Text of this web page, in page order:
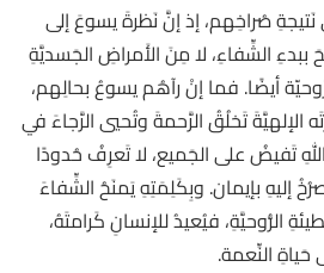
نَتيجةِ صُراخِهم، إذ إنَّ نَظرةَ يسوعَ إلى
الشِّفاءِ، لا مِنَ الأَمراضِ الجَسديَّةِ
أيضًا. فما إنْ رآهُم يسوعُ بحالِهم،
تَخلُقُ الرَّحمةَ وتُحيي الرَّجاءَ في
تَفيضُ على الجَميع، لا تَعرِفُ حُدودًا
إليهِ بإيمان. وبِكَلِمَتِهِ يَمنَحُ الشِّفاءَ
الرُّوحيَّةِ، فيُعيدُ للإنسانِ كَرامتَهُ،
النِّعمة.